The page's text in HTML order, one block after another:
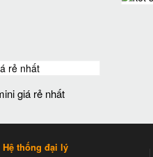
giá rẻ nhất
Hệ thống đại lý